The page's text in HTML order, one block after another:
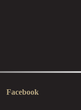
Facebook